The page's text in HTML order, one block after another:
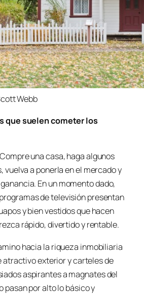
Webb
que suelen cometer los
una casa, haga algunos
vuelva a ponerla en el mercado y
En un momento dado,
de televisión presentan
y bien vestidos que hacen
rápido, divertido y rentable.
hacia la riqueza inmobiliaria
atractivo exterior y carteles de
aspirantes a magnates del
pasan por alto lo básico y